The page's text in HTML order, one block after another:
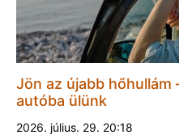
Jön az újabb hőhullám
autóba ülünk
2026. július. 29. 20:18